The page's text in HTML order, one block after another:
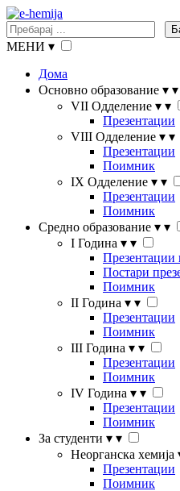
МЕНИ ▾
Дома
Основно образование ▾ ▾
VII Одделение ▾ ▾
Презентации
VIII Одделение ▾ ▾
Презентации
Поимник
IX Одделение ▾ ▾
Презентации
Поимник
Средно образование ▾ ▾
I Година ▾ ▾
Презентации
Постари
Поимник
II Година ▾ ▾
Презентации
Поимник
III Година ▾ ▾
Презентации
Поимник
IV Година ▾ ▾
Презентации
Поимник
За студенти ▾ ▾
Неорганска хемија
Презентации
Поимник